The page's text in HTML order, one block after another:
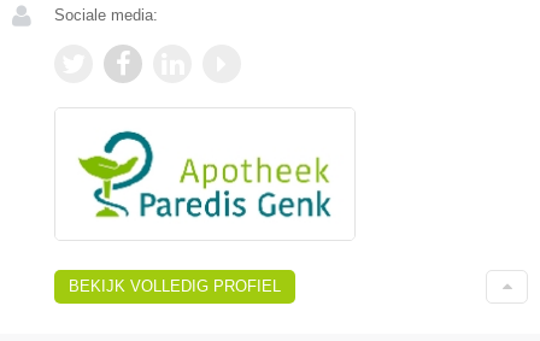
Sociale media:
BEKIJK VOLLEDIG PROFIEL